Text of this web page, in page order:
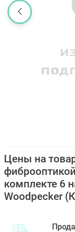
Цены на
комплекте 6
Woodpecker